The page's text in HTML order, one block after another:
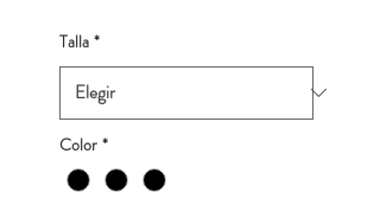
Talla *
Color *